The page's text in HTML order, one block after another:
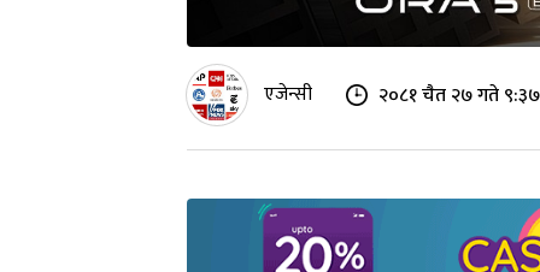
एजेन्सी २०८१ चैत २७ गते ९:३७